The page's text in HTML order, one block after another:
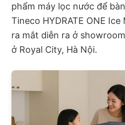
phẩm máy lọc nước để
Tineco HYDRATE ONE
ra mắt diễn ra ở
ở Royal City, Hà Nội.